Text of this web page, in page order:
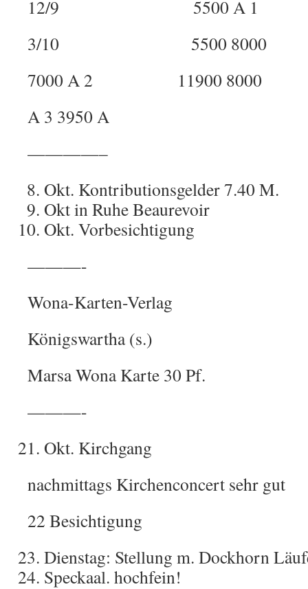
12/9 5500 A 1
3/10 5500 8000
7000 A 2 11900 8000
A 3 3950 A
————–
Okt. Kontributionsgelder 7.40 M.
Okt in Ruhe Beaurevoir
Okt. Vorbesichtigung
———-
Wona-Karten-Verlag
Königswartha (s.)
Marsa Wona Karte 30 Pf.
———-
Okt. Kirchgang
nachmittags Kirchenconcert sehr gut
22 Besichtigung
Dienstag: Stellung m. Dockhorn
Speckaal. hochfein!